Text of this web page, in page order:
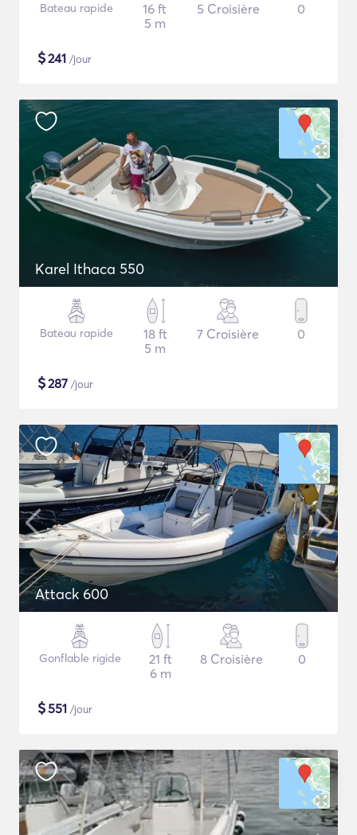
Bateau rapide
16 ft
5 m
5 Croisière 0
$241 /jour
Karel Ithaca 550
Bateau rapide
18 ft
5 m
7 Croisière 0
$287 /jour
Attack 600
Gonflable rigide
21 ft
6 m
8 Croisière 0
$551 /jour